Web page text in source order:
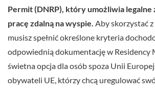
Permit (DNRP), który umożliwia legalne
pracę zdalną na wyspie. Aby skorzystać
musisz spełnić określone kryteria
odpowiednią dokumentację w Residency
świetna opcja dla osób spoza Unii
obywateli UE, którzy chcą uregulować